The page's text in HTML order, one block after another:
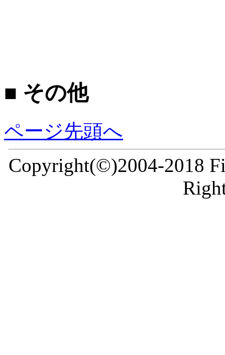
■ その他
ページ先頭へ
Copyright(©)2004-2018